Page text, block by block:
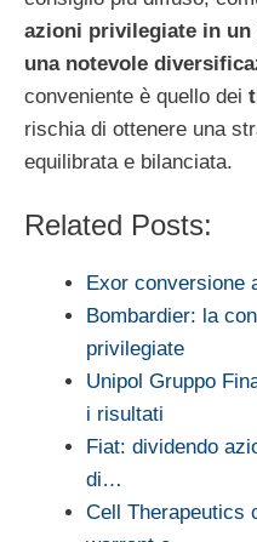
azioni privilegiate in
una notevole
conveniente è quello dei
rischia di ottenere una
equilibrata e bilanciata.
Related Posts:
Exor conversione
Bombardier: la
privilegiate
Unipol Gruppo
i risultati
Fiat: dividendo
di…
Cell Therapeutics